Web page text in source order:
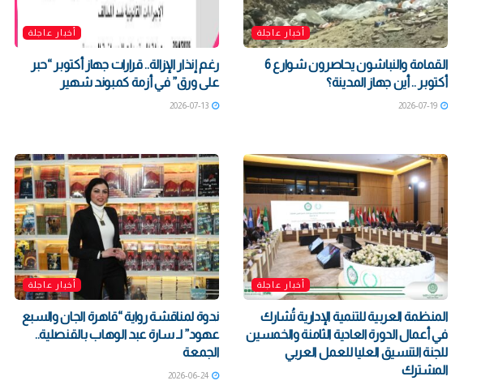
أخبار عاجلة
القمامة والنباشون يحاصرون شوارع 6
أكتوبر .. أين جهاز المدينة؟
2026-07-19
أخبار عاجلة
رغم إنذار الإزالة.. قرارات جهاز أكتوبر “حبر
على ورق” في أزمة كمبوند شهير
2026-07-13
أخبار عاجلة
المنظمة العربية للتنمية الإدارية تُشارك
في أعمال الدورة العادية الثامنة والخمسين
للجنة التنسيق العليا للعمل العربي
المشترك
أخبار عاجلة
ندوة لمناقشة رواية “قاهرة الجان والسبع
عهود” لـ سارة عبد الوهاب بالقنصلية..
الجمعة
2026-06-24